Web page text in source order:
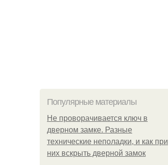
Популярные материалы
Не проворачивается ключ в
дверном замке. Разные
технические неполадки, и как при
них вскрыть дверной замок